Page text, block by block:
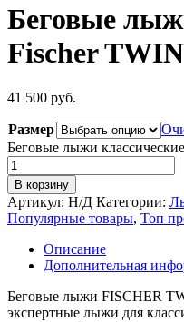
Беговые
Fischer
41 500 руб.
Размер
Беговые лыжи
В корзину
Артикул: Н/Д Категории:
Популярные товары, Топ
Описание
Дополнительная
Беговые лыжи FISCHER
экспертные лыжи для